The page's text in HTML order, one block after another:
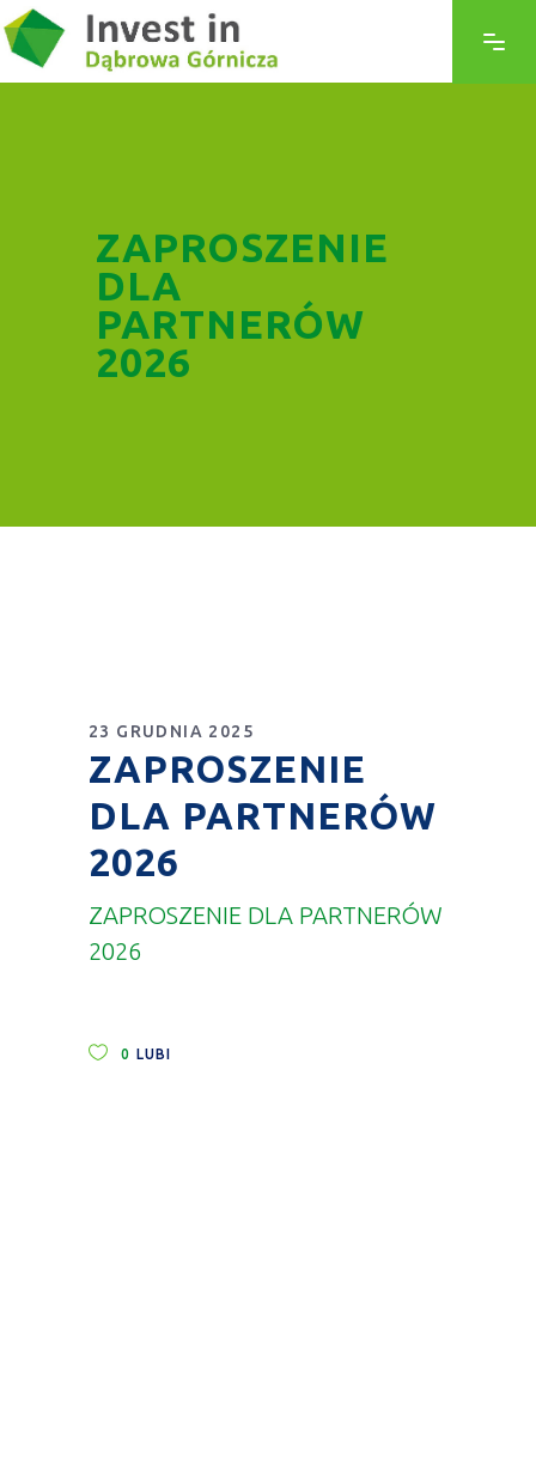
ZAPROSZENIE
DLA
PARTNERÓW
2026
23 GRUDNIA 2025
ZAPROSZENIE
DLA PARTNERÓW
2026
ZAPROSZENIE DLA PARTNERÓW
2026
0 LUBI